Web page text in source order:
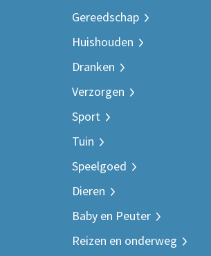
Gereedschap
Huishouden
Dranken
Verzorgen
Sport
Tuin
Speelgoed
Dieren
Baby en Peuter
Reizen en onderweg